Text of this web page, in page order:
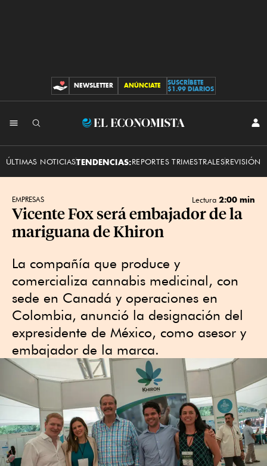
CONTRIBUCIONES
NEWSLETTER ANÚNCIATE
SUSCRÍBETE
$1.99 DIARIOS
El
ÚLTIMAS NOTICIASTENDENCIAS:REPORTES TRIMESTRALESREVISIÓN
EMPRESAS Lectura 2:00 min
Vicente Fox será embajador de la
mariguana de Khiron
La compañía que produce y
comercializa cannabis medicinal, con
sede en Canadá y operaciones en
Colombia, anunció la designación del
expresidente de México, como asesor y
embajador de la marca.